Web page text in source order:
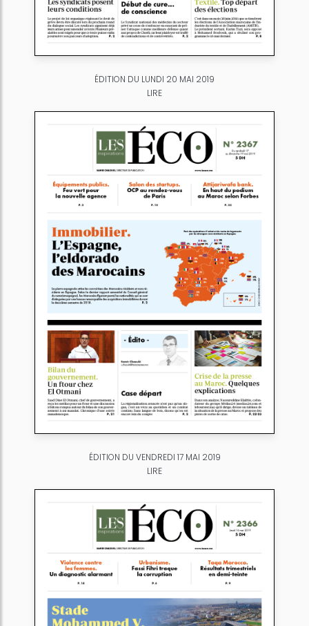
ÉDITION DU LUNDI 20 MAI 2019
LIRE
ÉDITION DU VENDREDI 17 MAI 2019
LIRE